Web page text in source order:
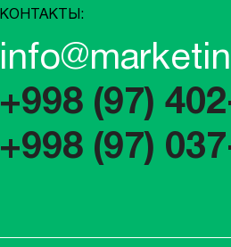
КОНТАКТЫ:
+998 (97)
+998 (97)